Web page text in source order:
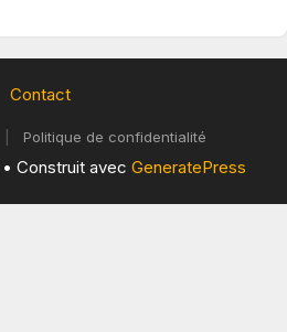
Contact
Politique de confidentialité
• Construit avec GeneratePress